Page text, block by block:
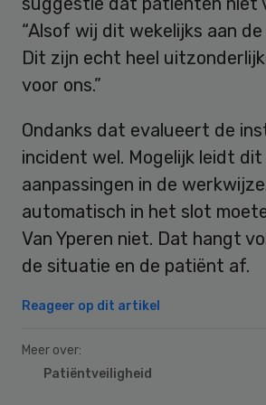
“Alsof wij dit wekelijks aan de
Dit zijn echt heel
voor ons.”
Ondanks dat evalueert de
incident wel. Mogelijk leidt
aanpassingen in de
automatisch in het slot
Van Yperen niet. Dat hangt
de situatie en de patiënt af.
Reageer op dit artikel
Meer over:
Patiëntveiligheid